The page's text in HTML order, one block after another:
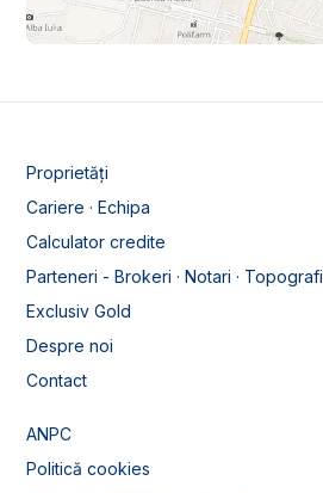
Proprietăți
Cariere · Echipa
Calculator credite
Parteneri - Brokeri · Notari · Topografi
Exclusiv Gold
Despre noi
Contact
ANPC
Politică cookies